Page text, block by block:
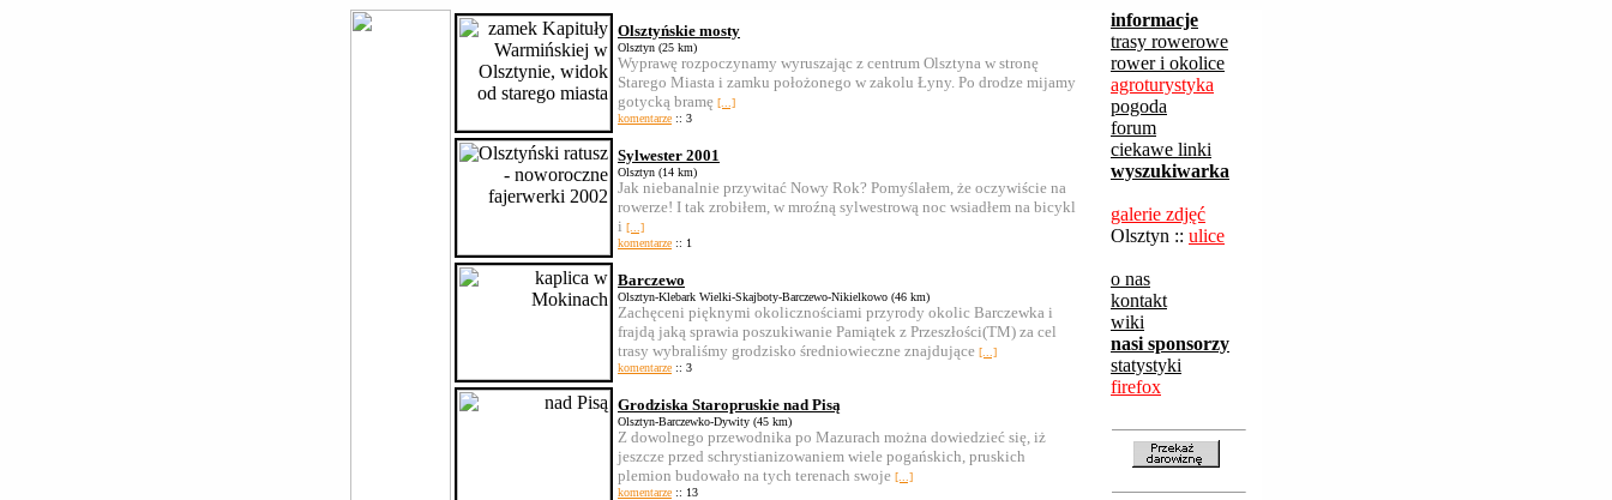
Olsztyńskie mosty
Olsztyn (25 km)
Wyprawę rozpoczynamy wyruszając z centrum Olsztyna w stronę
Starego Miasta i zamku położonego w zakolu Łyny. Po drodze mijamy
gotycką bramę [...]
komentarze :: 3
Sylwester 2001
Olsztyn (14 km)
Jak niebanalnie przywitać Nowy Rok? Pomyślałem, że oczywiście na
rowerze! I tak zrobiłem, w mroźną sylwestrową noc wsiadłem na bicykl
i [...]
komentarze :: 1
Barczewo
Olsztyn-Klebark Wielki-Skajboty-Barczewo-Nikielkowo (46 km)
Zachęceni pięknymi okolicznościami przyrody okolic Barczewka i
frajdą jaką sprawia poszukiwanie Pamiątek z Przeszłości(TM) za cel
trasy wybraliśmy grodzisko średniowieczne znajdujące [...]
komentarze :: 3
Grodziska Staropruskie nad Pisą
Olsztyn-Barczewko-Dywity (45 km)
Z dowolnego przewodnika po Mazurach można dowiedzieć się, iż
jeszcze przed schrystianizowaniem wiele pogańskich, pruskich
plemion budowało na tych terenach swoje [...]
komentarze :: 13
informacje
trasy rowerowe
rower i okolice
agroturystyka
pogoda
forum
ciekawe linki
wyszukiwarka
galerie zdjęć
Olsztyn :: ulice
o nas
kontakt
wiki
nasi sponsorzy
statystyki
firefox